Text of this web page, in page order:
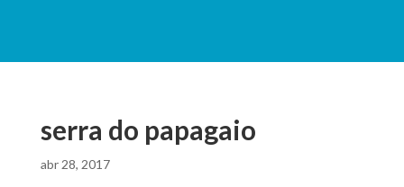
serra do papagaio
abr 28, 2017